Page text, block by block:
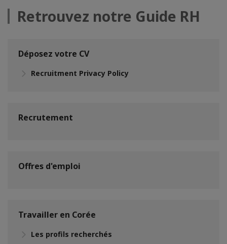
Retrouvez notre Guide RH
Déposez votre CV
Recruitment Privacy Policy
Recrutement
Offres d'emploi
Travailler en Corée
Les profils recherchés